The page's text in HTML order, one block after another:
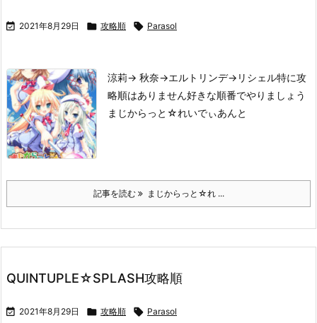
 2021年8月29日  攻略順  Parasol
涼莉→ 秋奈→エルトリンデ→リシェル特に攻
略順はありません好きな順番でやりましょう
まじからっと☆れいでぃあんと
記事を読む まじからっと☆れ ...
QUINTUPLE☆SPLASH攻略順
 2021年8月29日  攻略順  Parasol